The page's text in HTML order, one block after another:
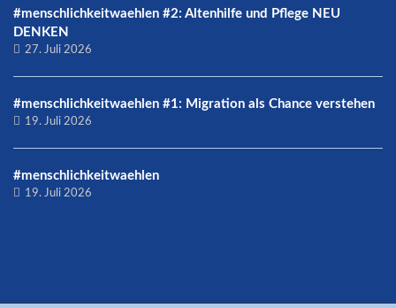
#menschlichkeitwaehlen #2: Altenhilfe und Pflege NEU
DENKEN
27. Juli 2026
#menschlichkeitwaehlen #1: Migration als Chance verstehen
19. Juli 2026
#menschlichkeitwaehlen
19. Juli 2026